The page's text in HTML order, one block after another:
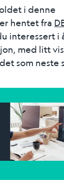
i denne
hentet fra
interessert i
med litt
som neste